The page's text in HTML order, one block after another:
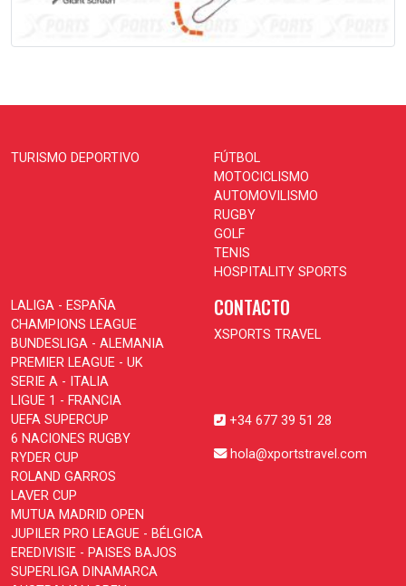
TURISMO DEPORTIVO
FÚTBOL
MOTOCICLISMO
AUTOMOVILISMO
RUGBY
GOLF
TENIS
HOSPITALITY SPORTS
LALIGA - ESPAÑA
CHAMPIONS LEAGUE
BUNDESLIGA - ALEMANIA
PREMIER LEAGUE - UK
SERIE A - ITALIA
LIGUE 1 - FRANCIA
UEFA SUPERCUP
6 NACIONES RUGBY
RYDER CUP
ROLAND GARROS
LAVER CUP
MUTUA MADRID OPEN
JUPILER PRO LEAGUE - BÉLGICA
EREDIVISIE - PAISES BAJOS
SUPERLIGA DINAMARCA
CONTACTO
XSPORTS TRAVEL
+34 677 39 51 28
hola@xportstravel.com